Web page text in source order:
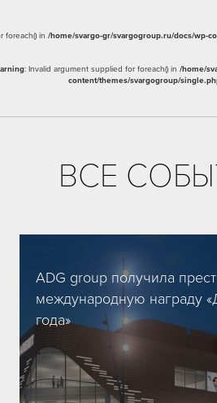
: Invalid argument supplied for foreach() in /home/
content/themes/svargogroup/
foreach() in /home/svargo-gr/svargogroup.ru/docs/wp-
ВСЕ
ADG group получила
международную награду
года»